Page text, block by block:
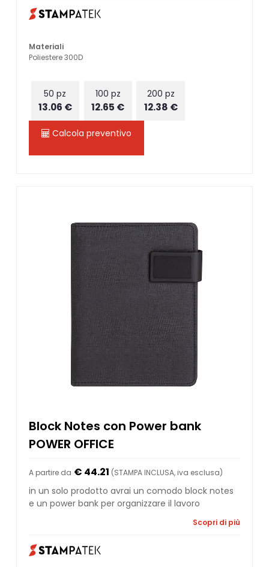
Materiali
Poliestere 300D
50 pz
13.06 €
100 pz
12.65 €
200 pz
12.38 €
Calcola preventivo
Block Notes con Power bank
POWER OFFICE
A partire da € 44.21 (STAMPA INCLUSA, iva esclusa)
in un solo prodotto avrai un comodo block notes
e un power bank per organizzare il lavoro
Scopri di più